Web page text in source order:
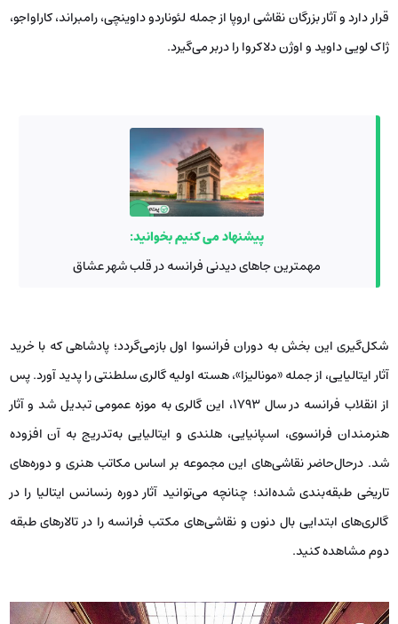
قرار دارد و آثار بزرگان نقاشی اروپا از جمله لئوناردو داوینچی، رامبراند، کاراواجو،
ژاک لویی داوید و اوژن دلاکروا را دربر می‌گیرد.
پیشنهاد می کنیم بخوانید:
مهمترین جاهای دیدنی فرانسه در قلب شهر عشاق
شکل‌گیری این بخش به دوران فرانسوا اول بازمی‌گردد؛ پادشاهی که با خرید
آثار ایتالیایی، از جمله «مونالیزا»، هسته اولیه گالری سلطنتی را پدید آورد. پس
از انقلاب فرانسه در سال ۱۷۹۳، این گالری به موزه عمومی تبدیل شد و آثار
هنرمندان فرانسوی، اسپانیایی، هلندی و ایتالیایی به‌تدریج به آن افزوده
شد. درحال‌حاضر نقاشی‌های این مجموعه بر اساس مکاتب هنری و دوره‌های
تاریخی طبقه‌بندی شده‌اند؛ چنانچه می‌توانید آثار دوره رنسانس ایتالیا را در
گالری‌های ابتدایی بال دنون و نقاشی‌های مکتب فرانسه را در تالارهای طبقه
دوم مشاهده کنید.